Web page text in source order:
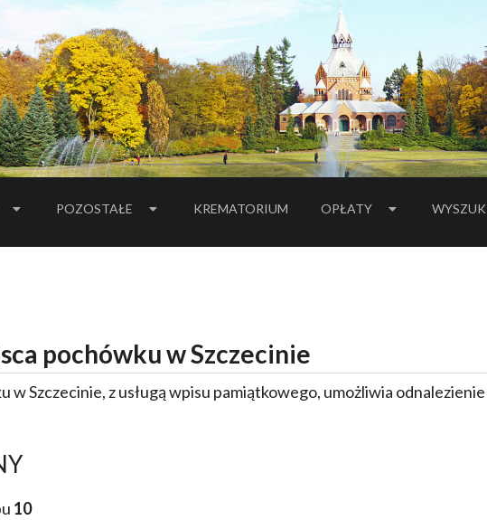
POZOSTAŁE KREMATORIUM OPŁATY
pochówku w Szczecinie
w Szczecinie, z usługą wpisu pamiątkowego, umożliwia
10